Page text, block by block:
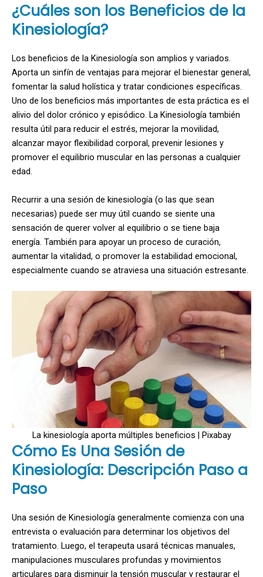
¿Cuáles son los Beneficios de la
Kinesiología?
Los beneficios de la Kinesiología son amplios y variados.
Aporta un sinfín de ventajas para mejorar el bienestar general,
fomentar la salud holística y tratar condiciones específicas.
Uno de los beneficios más importantes de esta práctica es el
alivio del dolor crónico y episódico. La Kinesiología también
resulta útil para reducir el estrés, mejorar la movilidad,
alcanzar mayor flexibilidad corporal, prevenir lesiones y
promover el equilibrio muscular en las personas a cualquier
edad.
Recurrir a una sesión de kinesiología (o las que sean
necesarias) puede ser muy útil cuando se siente una
sensación de querer volver al equilibrio o se tiene baja
energía. También para apoyar un proceso de curación,
aumentar la vitalidad, o promover la estabilidad emocional,
especialmente cuando se atraviesa una situación estresante.
La kinesiología aporta múltiples beneficios | Pixabay
Cómo Es Una Sesión de
Kinesiología: Descripción Paso a
Paso
Una sesión de Kinesiología generalmente comienza con una
entrevista o evaluación para determinar los objetivos del
tratamiento. Luego, el terapeuta usará técnicas manuales,
manipulaciones musculares profundas y movimientos
articulares para disminuir la tensión muscular y restaurar el